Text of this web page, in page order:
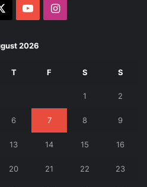
YouTubeInstagram
2026
T F S S
1 2
6 7 8 9
13 14 15 16
20 21 22 23